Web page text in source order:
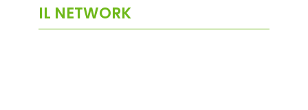
IL NETWORK